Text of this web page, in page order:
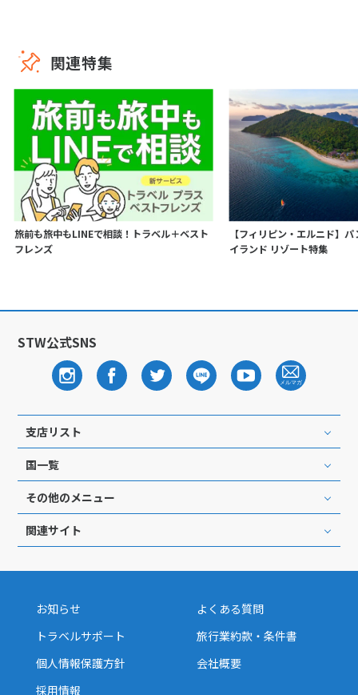
関連特集
旅前も旅中もLINEで相談！トラベル＋ベスト
フレンズ
【フィリピン・エルニド】
イランド リゾート特集
STW公式SNS
支店リスト
国一覧
その他のメニュー
関連サイト
お知らせ
よくある質問
トラベルサポート
旅行業約款・条件書
個人情報保護方針
会社概要
採用情報